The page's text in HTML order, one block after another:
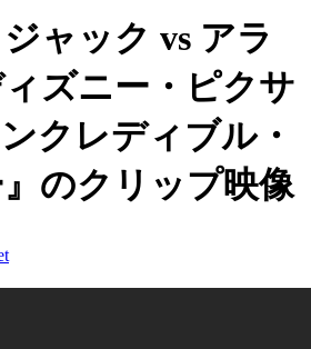
ャック vs アラ
ズニー・ピクサ
クレディブル・
のクリップ映像